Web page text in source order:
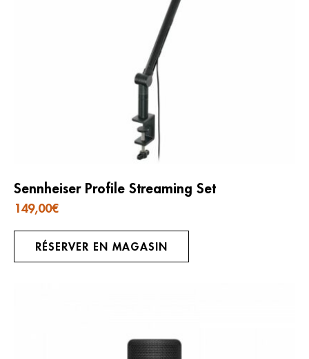
Sennheiser Profile Streaming Set
149,00€
RÉSERVER EN MAGASIN